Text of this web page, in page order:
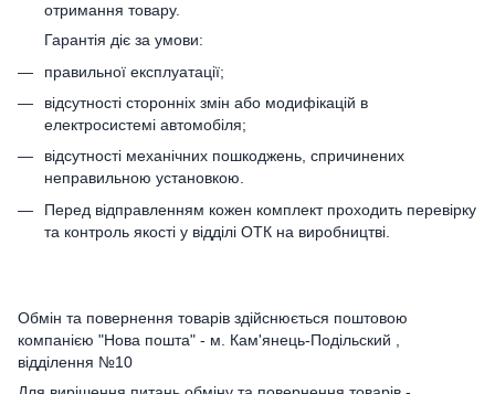
отримання товару.
Гарантія діє за умови:
правильної експлуатації;
відсутності сторонніх змін або модифікацій в
електросистемі автомобіля;
відсутності механічних пошкоджень, спричинених
неправильною установкою.
Перед відправленням кожен комплект проходить перевірку
та контроль якості у відділі ОТК на виробництві.
Обмін та повернення товарів здійснюється поштовою
компанією "Нова пошта" - м. Кам'янець-Подільский ,
відділення №10